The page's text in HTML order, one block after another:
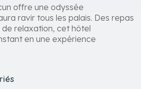
offre une odyssée
ravir tous les palais. Des repas
relaxation, cet hôtel
en une expérience